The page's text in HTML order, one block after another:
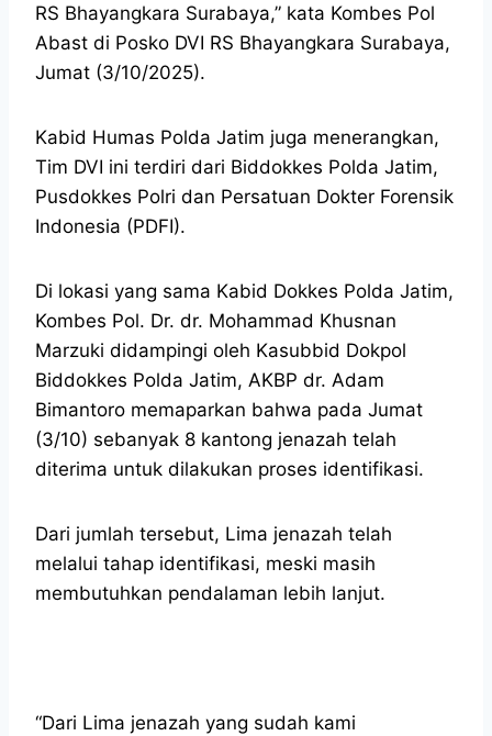
RS Bhayangkara Surabaya,” kata Kombes Pol
Abast di Posko DVI RS Bhayangkara Surabaya,
Jumat (3/10/2025).
Kabid Humas Polda Jatim juga menerangkan,
Tim DVI ini terdiri dari Biddokkes Polda Jatim,
Pusdokkes Polri dan Persatuan Dokter Forensik
Indonesia (PDFI).
Di lokasi yang sama Kabid Dokkes Polda Jatim,
Kombes Pol. Dr. dr. Mohammad Khusnan
Marzuki didampingi oleh Kasubbid Dokpol
Biddokkes Polda Jatim, AKBP dr. Adam
Bimantoro memaparkan bahwa pada Jumat
(3/10) sebanyak 8 kantong jenazah telah
diterima untuk dilakukan proses identifikasi.
Dari jumlah tersebut, Lima jenazah telah
melalui tahap identifikasi, meski masih
membutuhkan pendalaman lebih lanjut.
“Dari Lima jenazah yang sudah kami